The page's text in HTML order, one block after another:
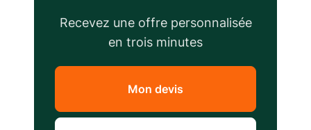
Recevez une offre personnalisée
en trois minutes
Mon devis